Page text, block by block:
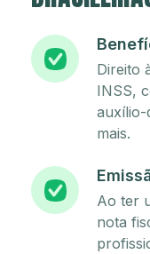
Direito
INSS,
auxílio-
mais.
Ao ter
nota